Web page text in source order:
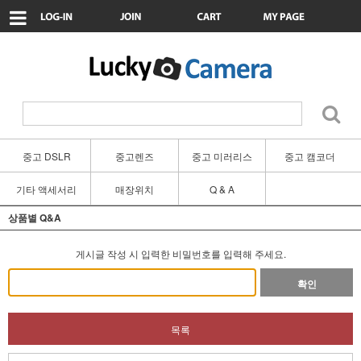
중고 DSLR 중고렌즈 중고 미러리스 중고 캠코더
기타 액세서리 매장위치 Q & A
상품별 Q&A
게시글 작성 시 입력한 비밀번호를 입력해 주세요.
확인
목록